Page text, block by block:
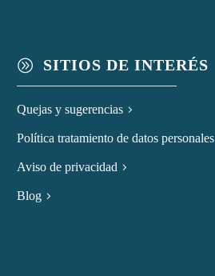
A SITIOS DE INTERÉS
Quejas y sugerencias
Política tratamiento de datos personales
Aviso de privacidad
Blog